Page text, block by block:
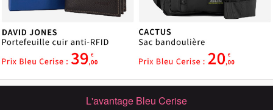
L'avantage Bleu Cerise